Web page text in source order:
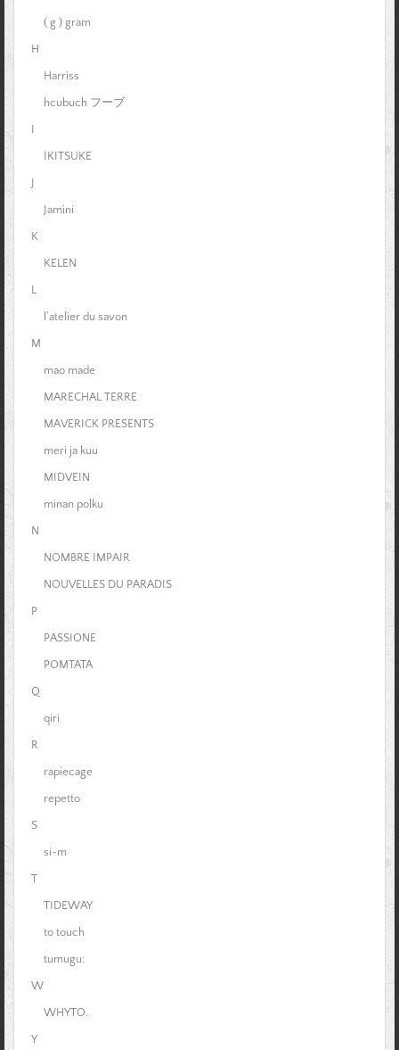
( g ) gram
H
Harriss
hcubuch フーブ
I
IKITSUKE
J
Jamini
K
KELEN
L
l'atelier du savon
M
mao made
MARECHAL TERRE
MAVERICK PRESENTS
meri ja kuu
MIDVEIN
minan polku
N
NOMBRE IMPAIR
NOUVELLES DU PARADIS
P
PASSIONE
POMTATA
Q
qiri
R
rapiecage
repetto
S
si-m
T
TIDEWAY
to touch
tumugu:
W
WHYTO.
Y